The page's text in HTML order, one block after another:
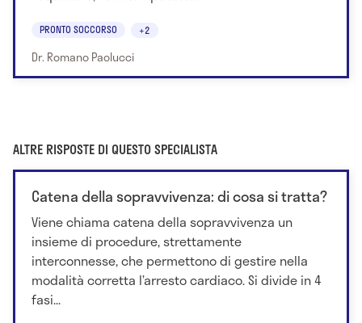
PRONTO SOCCORSO +2
Dr. Romano Paolucci
ALTRE RISPOSTE DI QUESTO SPECIALISTA
Catena della sopravvivenza: di cosa si tratta?
Viene chiama catena della sopravvivenza un
insieme di procedure, strettamente
interconnesse, che permettono di gestire nella
modalità corretta l’arresto cardiaco. Si divide in 4
fasi...